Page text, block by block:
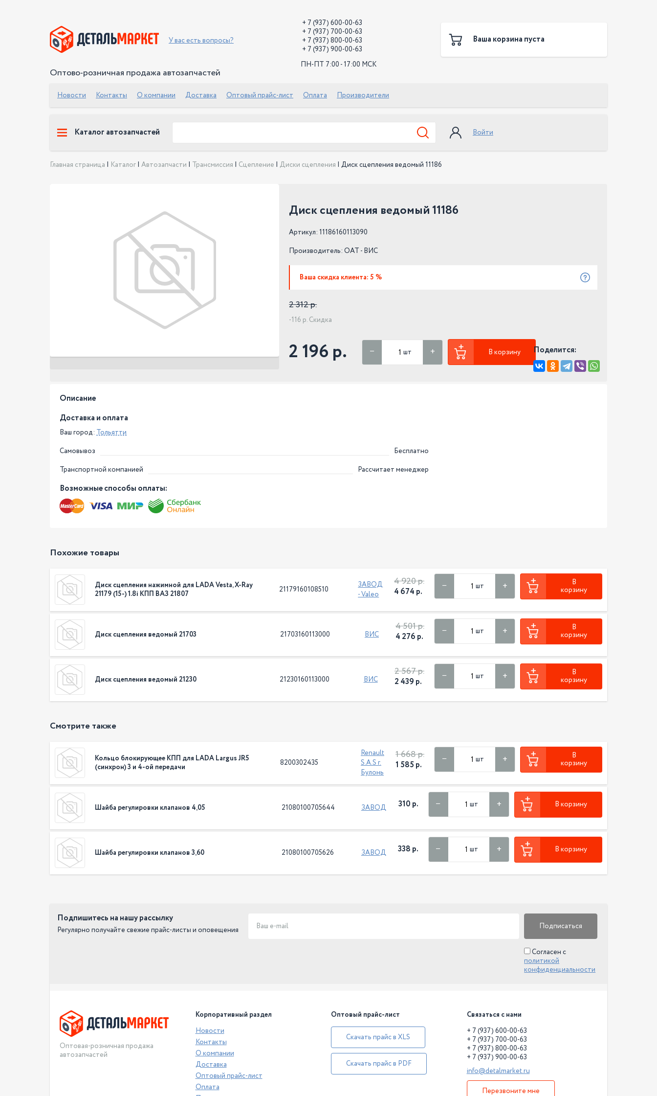
Оптово-розничная продажа автозапчастей
У вас есть вопросы?
+ 7 (937) 600-00-63
+ 7 (937) 700-00-63
+ 7 (937) 800-00-63
+ 7 (937) 900-00-63
ПН-ПТ 7:00 - 17:00 МСК
Ваша корзина пуста
Новости Контакты О компании Доставка Оптовый прайс-лист Оплата Производители
Каталог автозапчастей Войти
Главная страница | Каталог | Автозапчасти | Трансмиссия | Сцепление | Диски сцепления | Диск сцепления ведомый 11186
Диск сцепления ведомый 11186
Артикул: 11186160113090
Производитель:ОАТ - ВИС
Ваша скидка клиента: 5 %
2 312 р.
-116 р. Скидка
2 196 р. шт В корзину Поделится:
Описание
Доставка и оплата
Ваш город: Тольятти
Самовывоз
Бесплатно
Транспортной компанией
Рассчитает менеджер
Возможные способы оплаты:
Похожие товары
Диск сцепления нажимной для LADA Vesta, X-Ray
21179 (15-) 1.8i КПП ВАЗ 21807
21179160108510
ЗАВОД
- Valeo
4 920 р.
4 674 р. шт
В
корзину
Диск сцепления ведомый 21703 21703160113000 ВИС
4 501 р.
4 276 р. шт
В
корзину
Диск сцепления ведомый 21230 21230160113000 ВИС
2 567 р.
2 439 р. шт
В
корзину
Смотрите также
Кольцо блокирующее КПП для LADA Largus JR5
(синхрон) 3 и 4-ой передачи
8200302435
Renault
S.A.S г.
Булонь
1 668 р.
1 585 р. шт
В
корзину
Шайба регулировки клапанов 4,05 21080100705644 ЗАВОД 310 р. шт В корзину
Шайба регулировки клапанов 3,60 21080100705626 ЗАВОД 338 р. шт В корзину
Подпишитесь на нашу рассылку
Регулярно получайте свежие прайс-листы и оповещения Подписаться
Согласен с
политикой
конфиденциальности
Оптовая-розничная продажа
автозапчастей
Корпоративный раздел
Новости
Контакты
О компании
Доставка
Оптовый прайс-лист
Оплата
Оптовый прайс-лист
Скачать прайс в XLS
Скачать прайс в PDF
Связаться с нами
+ 7 (937) 600-00-63
+ 7 (937) 700-00-63
+ 7 (937) 800-00-63
+ 7 (937) 900-00-63
info@detalmarket.ru
Перезвоните мне